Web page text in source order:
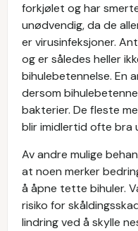
forkjølet og har
unødvendig, da de
er virusinfeksjoner.
og er således heller
bihulebetennelse. En
dersom
bakterier. De fleste
blir imidlertid ofte bra
Av andre mulige
at noen merker
å åpne tette bihuler.
risiko for
lindring ved å skylle